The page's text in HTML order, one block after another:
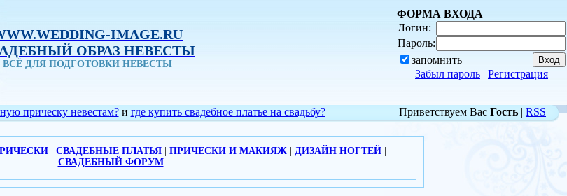
IMAGE.RU
ОБРАЗ НЕВЕСТЫ
ВСЁ ДЛЯ ПОДГОТОВКИ НЕВЕСТЫ
ФОРМА ВХОДА
Логин:
Пароль:
запомнить
Забыл пароль | Регистрация
прическу невестам?и где купить свадебное платье на свадьбу? Приветствуем Вас Гость | RSS
СВАДЕБНЫЕ ПЛАТЬЯ ПРИЧЕСКИ И МАКИЯЖ ДИЗАЙН НОГТЕЙ
СВАДЕБНЫЙ ФОРУМ